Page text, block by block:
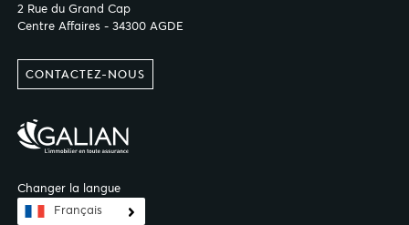
2 Rue du Grand Cap
Centre Affaires - 34300 AGDE
CONTACTEZ-NOUS
Changer la langue
Français